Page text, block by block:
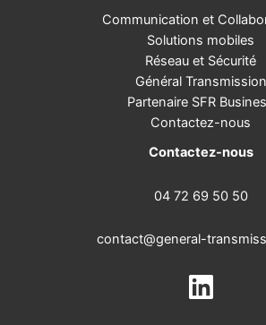
Communication et
Solutions mobiles
Réseau et Sécurité
Général Transmission
Partenaire SFR
Contactez-nous
Contactez-nous
04 72 69 50 50
contact@general-